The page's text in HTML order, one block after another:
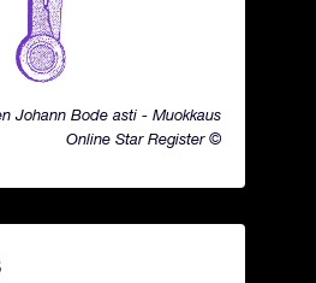
Johann Bode asti - Muokkaus
Online Star Register ©